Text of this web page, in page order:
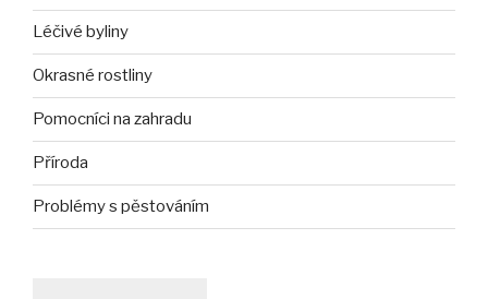
Léčivé byliny
Okrasné rostliny
Pomocníci na zahradu
Příroda
Problémy s pěstováním